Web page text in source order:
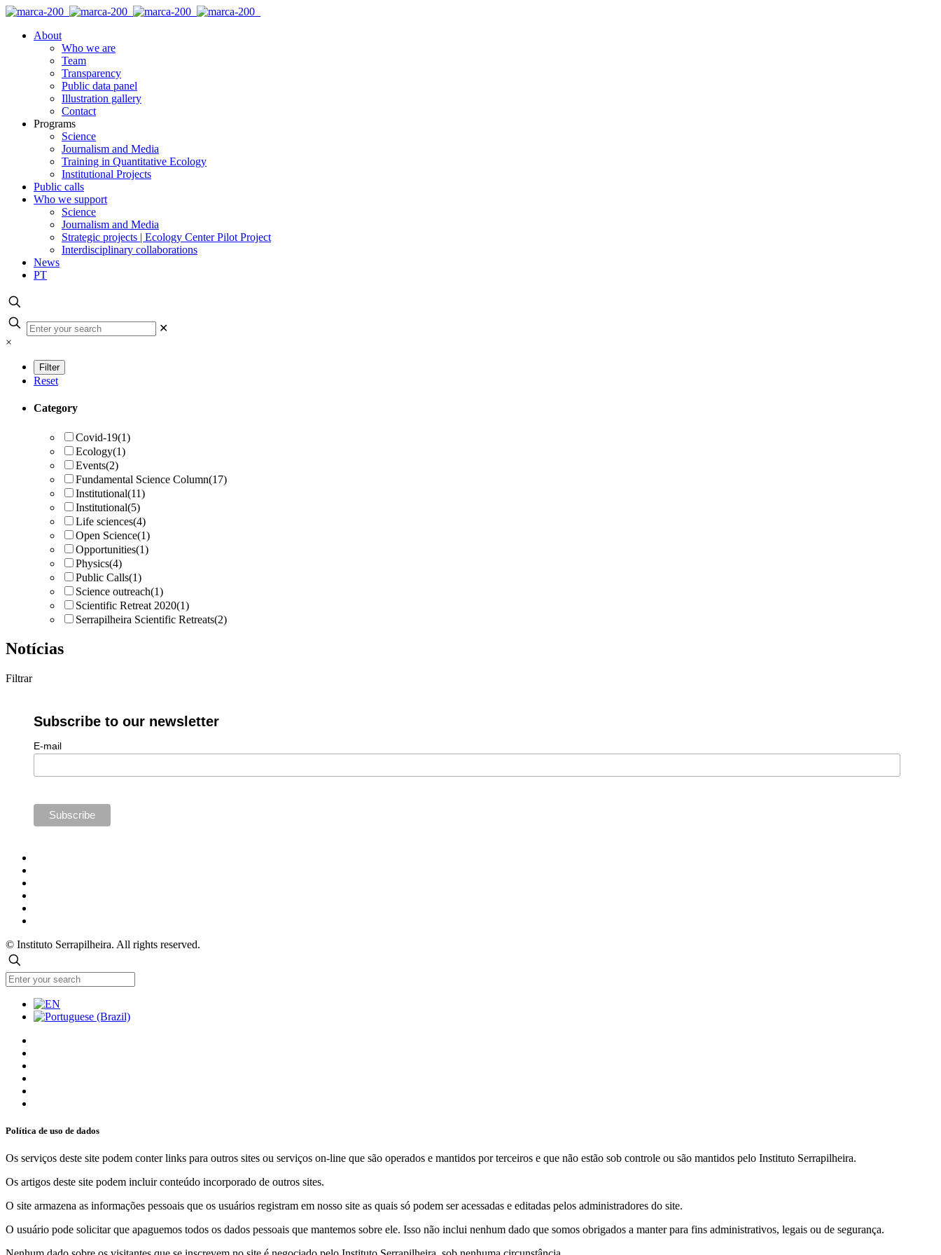
About
Who we are
Team
Transparency
Public data panel
Illustration gallery
Contact
Programs
Science
Journalism and Media
Training in Quantitative Ecology
Institutional Projects
Public calls
Who we support
Science
Journalism and Media
Strategic projects | Ecology Center Pilot Project
Interdisciplinary collaborations
News
PT
✕
×
Reset
Category
Covid-19(1)
Ecology(1)
Events(2)
Fundamental Science Column(17)
Institutional(11)
Institutional(5)
Life sciences(4)
Open Science(1)
Opportunities(1)
Physics(4)
Public Calls(1)
Science outreach(1)
Scientific Retreat 2020(1)
Serrapilheira Scientific Retreats(2)
Notícias
Filtrar
Subscribe to our newsletter
E-mail
© Instituto Serrapilheira. All rights reserved.
Política de uso de dados
Os serviços deste site podem conter links para outros sites ou serviços on-line que são operados e mantidos por terceiros e que não estão sob controle ou são mantidos pelo Instituto Serrapilheira.
Os artigos deste site podem incluir conteúdo incorporado de outros sites.
O site armazena as informações pessoais que os usuários registram em nosso site as quais só podem ser acessadas e editadas pelos administradores do site.
O usuário pode solicitar que apaguemos todos os dados pessoais que mantemos sobre ele. Isso não inclui nenhum dado que somos obrigados a manter para fins administrativos, legais ou de segurança.